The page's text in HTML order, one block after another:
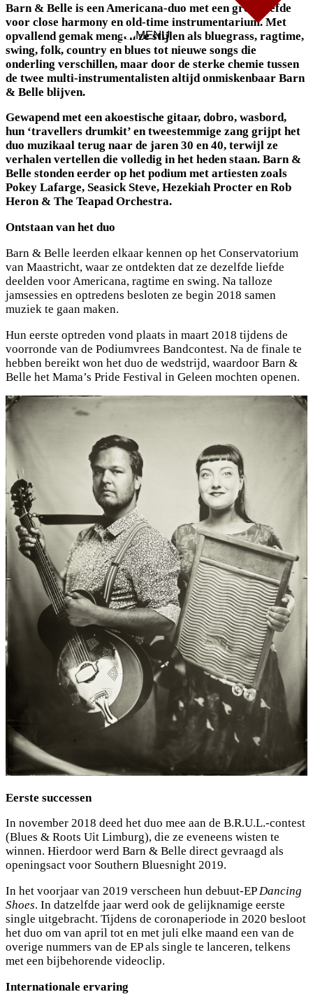
MENU
Barn & Belle is een Americana-duo met een grote liefde
voor close harmony en old-time instrumentarium. Met
opvallend gemak mengen ze stijlen als bluegrass, ragtime,
swing, folk, country en blues tot nieuwe songs die
onderling verschillen, maar door de sterke chemie tussen
de twee multi-instrumentalisten altijd onmiskenbaar Barn
& Belle blijven.
Gewapend met een akoestische gitaar, dobro, wasbord,
hun ‘travellers drumkit’ en tweestemmige zang grijpt het
duo muzikaal terug naar de jaren 30 en 40, terwijl ze
verhalen vertellen die volledig in het heden staan. Barn &
Belle stonden eerder op het podium met artiesten zoals
Pokey Lafarge, Seasick Steve, Hezekiah Procter en Rob
Heron & The Teapad Orchestra.
Ontstaan van het duo
Barn & Belle leerden elkaar kennen op het Conservatorium
van Maastricht, waar ze ontdekten dat ze dezelfde liefde
deelden voor Americana, ragtime en swing. Na talloze
jamsessies en optredens besloten ze begin 2018 samen
muziek te gaan maken.
Hun eerste optreden vond plaats in maart 2018 tijdens de
voorronde van de Podiumvrees Bandcontest. Na de finale te
hebben bereikt won het duo de wedstrijd, waardoor Barn &
Belle het Mama’s Pride Festival in Geleen mochten openen.
Eerste successen
In november 2018 deed het duo mee aan de B.R.U.L.-contest
(Blues & Roots Uit Limburg), die ze eveneens wisten te
winnen. Hierdoor werd Barn & Belle direct gevraagd als
openingsact voor Southern Bluesnight 2019.
In het voorjaar van 2019 verscheen hun debuut-EPDancing
Shoes. In datzelfde jaar werd ook de gelijknamige eerste
single uitgebracht. Tijdens de coronaperiode in 2020 besloot
het duo om van april tot en met juli elke maand een van de
overige nummers van de EP als single te lanceren, telkens
met een bijbehorende videoclip.
Internationale ervaring